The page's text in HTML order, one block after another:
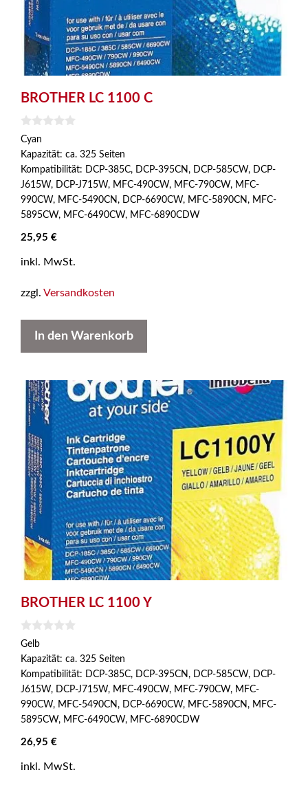
BROTHER LC 1100 C
0
o
n
Cyan
Kapazität: ca. 325 Seiten
Kompatibilität: DCP-385C, DCP-395CN, DCP-585CW, DCP-
J615W, DCP-J715W, MFC-490CW, MFC-790CW, MFC-
990CW, MFC-5490CN, DCP-6690CW, MFC-5890CN, MFC-
5895CW, MFC-6490CW, MFC-6890CDW
25,95 €
inkl. MwSt.
zzgl. Versandkosten
In den Warenkorb
BROTHER LC 1100 Y
0
v
o
n
Gelb
Kapazität: ca. 325 Seiten
Kompatibilität: DCP-385C, DCP-395CN, DCP-585CW, DCP-
J615W, DCP-J715W, MFC-490CW, MFC-790CW, MFC-
990CW, MFC-5490CN, DCP-6690CW, MFC-5890CN, MFC-
5895CW, MFC-6490CW, MFC-6890CDW
26,95 €
inkl. MwSt.